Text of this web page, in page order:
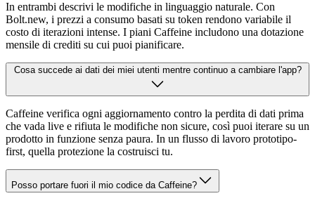
In entrambi descrivi le modifiche in linguaggio naturale. Con
Bolt.new, i prezzi a consumo basati su token rendono variabile il
costo di iterazioni intense. I piani Caffeine includono una dotazione
mensile di crediti su cui puoi pianificare.
Cosa succede ai dati dei miei utenti mentre continuo a cambiare l'app?
Caffeine verifica ogni aggiornamento contro la perdita di dati prima
che vada live e rifiuta le modifiche non sicure, così puoi iterare su un
prodotto in funzione senza paura. In un flusso di lavoro prototipo-
first, quella protezione la costruisci tu.
Posso portare fuori il mio codice da Caffeine?